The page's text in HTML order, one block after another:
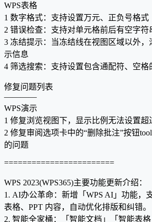
WPS表格
1 数字格式：支持设置万元、正负号格式
2 错误检查：支持对单元格前后有空字符
3 冻结提示：当冻结线在视图区域以外，
示信息
4 筛选搜索：支持设置包含通配符、空格
修复问题列表
————
WPS演示
1 修复浏览视图下，显示比例无法设置超
2 修复审阅选项卡中的“删除批注”按钮
的问题
========================
WPS 2023(WPS365)主要功能更新介绍：
1. AI办公革命：新增「WPS AI」功能，
表格、PPT 内容，自动优化排版和纠错。
2. 智能全家桶：「智能文档」「智能表